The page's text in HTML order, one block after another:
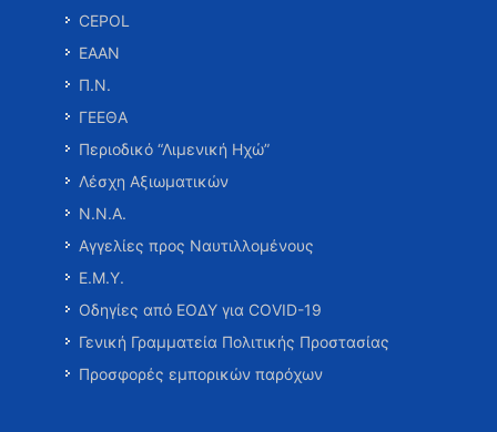
CEPOL
ΕΑΑΝ
Π.Ν.
ΓΕΕΘΑ
Περιοδικό “Λιμενική Ηχώ”
Λέσχη Αξιωματικών
Ν.Ν.Α.
Αγγελίες προς Ναυτιλλομένους
Ε.Μ.Υ.
Οδηγίες από ΕΟΔΥ για COVID-19
Γενική Γραμματεία Πολιτικής Προστασίας
Προσφορές εμπορικών παρόχων